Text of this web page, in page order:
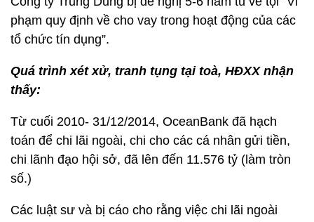
phạm quy định về cho vay trong hoạt động của các
tổ chức tín dụng”.
Quá trình xét xử, tranh tụng tại toà, HĐXX nhận
thấy:
Từ cuối 2010- 31/12/2014, OceanBank đã hạch
toán để chi lãi ngoài, chi cho các cá nhân gửi tiền,
chi lãnh đạo hội sở, đã lên đến 11.576 tỷ (làm tròn
số.)
Các luật sư và bị cáo cho rằng việc chi lãi ngoài